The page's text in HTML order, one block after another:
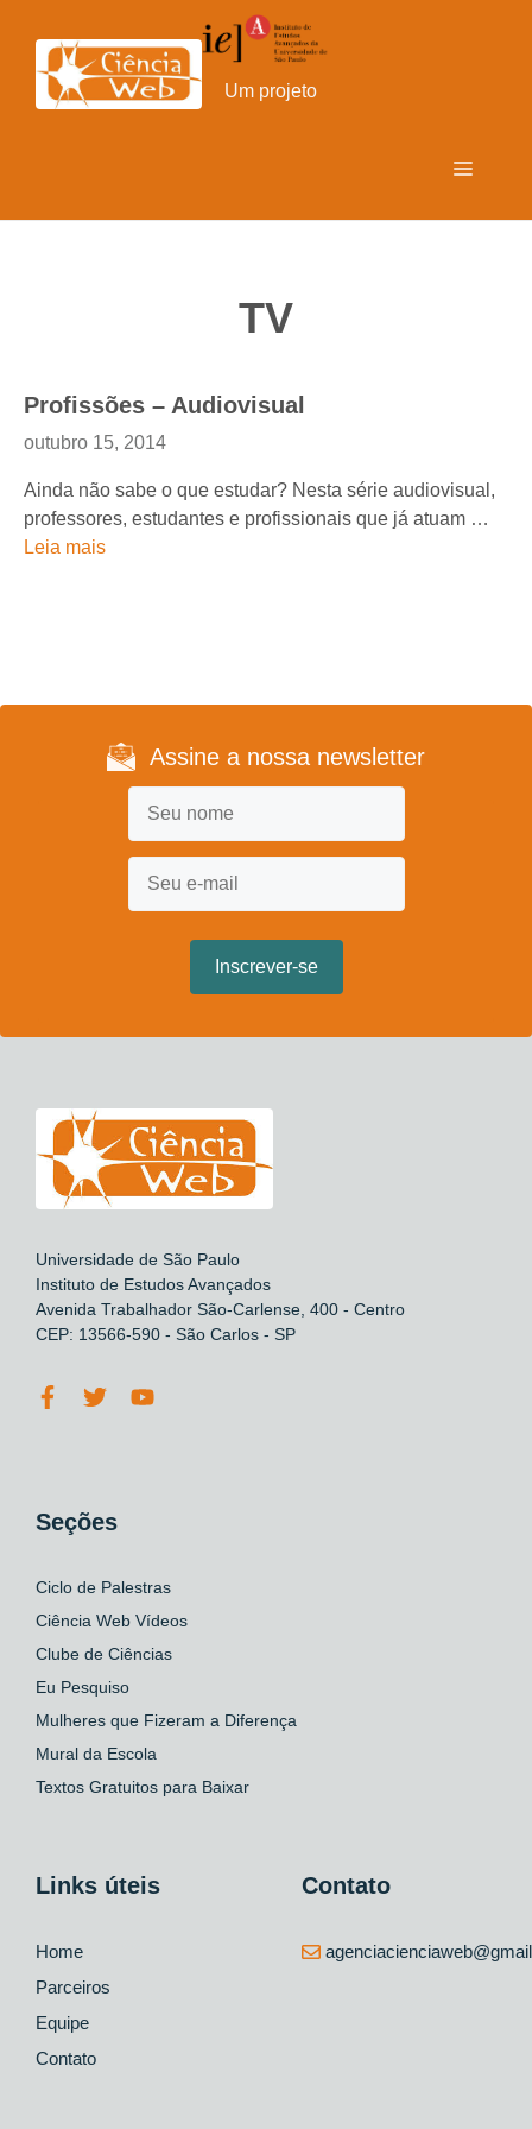
para
conteúdo
Um projeto
Menu
TV
Profissões – Audiovisual
outubro 15, 2014
Ainda não sabe o que estudar? Nesta série audiovisual,
professores, estudantes e profissionais que já atuam …
Leia mais
Assine a nossa newsletter
Universidade de São Paulo
Instituto de Estudos Avançados
Avenida Trabalhador São-Carlense, 400 - Centro
CEP: 13566-590 - São Carlos - SP
Seções
Ciclo de Palestras
Ciência Web Vídeos
Clube de Ciências
Eu Pesquiso
Mulheres que Fizeram a Diferença
Mural da Escola
Textos Gratuitos para Baixar
Links úteis
Home
Parceiros
Equipe
Contato
Contato